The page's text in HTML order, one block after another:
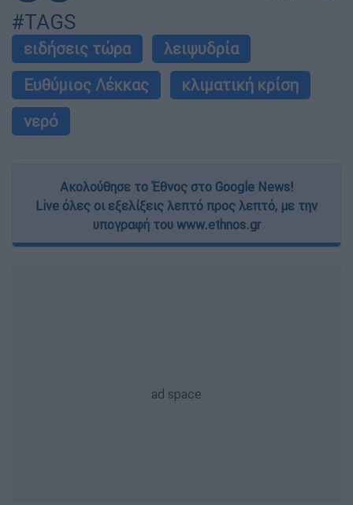
#TAGS
ειδήσεις τώρα
λειψυδρία
Ευθύμιος Λέκκας
κλιματική κρίση
νερό
Ακολούθησε το Έθνος στο Google News!
Live όλες οι εξελίξεις λεπτό προς λεπτό, με την
υπογραφή του www.ethnos.gr